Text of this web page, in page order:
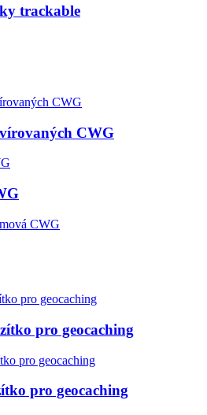
trackable
CWG
CWG
pro geocaching
pro geocaching